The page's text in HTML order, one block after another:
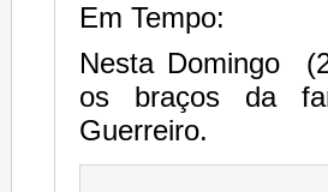
Em Tempo:
Nesta Domingo
os braços da
Guerreiro.